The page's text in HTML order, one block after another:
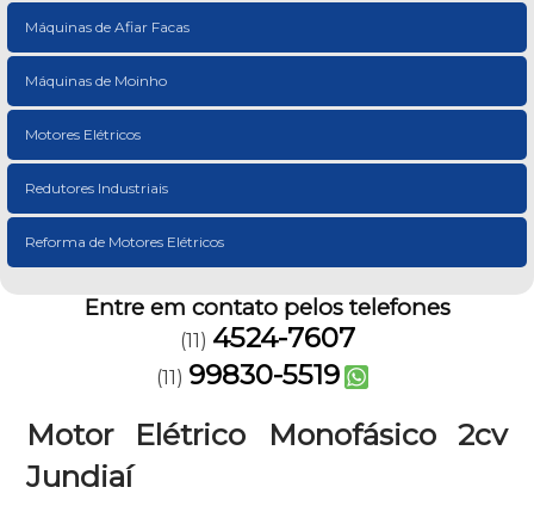
Máquinas de Afiar Facas
Máquinas de Moinho
Motores Elétricos
Redutores Industriais
Reforma de Motores Elétricos
Entre em contato pelos telefones
(11) 4524-7607
(11) 99830-5519
Motor Elétrico Monofásico 2cv
Jundiaí